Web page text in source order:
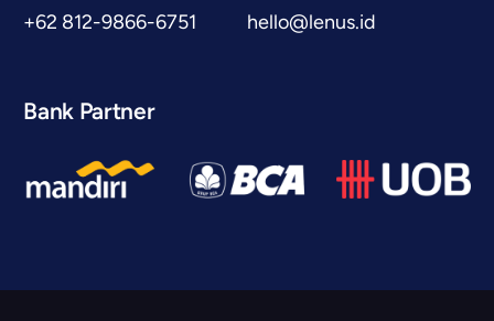
+62 812-9866-6751 hello@lenus.id
Bank Partner